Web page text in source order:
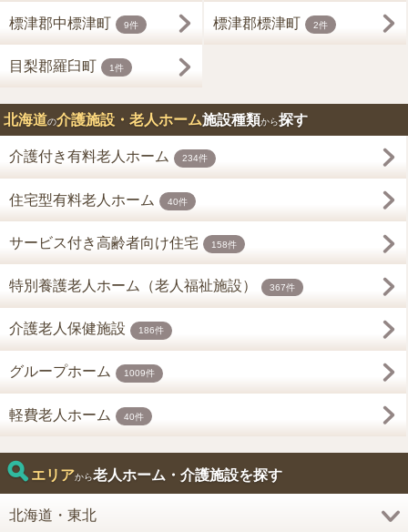
標津郡中標津町 9件 標津郡標津町 2件
目梨郡羅臼町 1件
北海道の介護施設・老人ホーム施設種類から探す
介護付き有料老人ホーム 234件
住宅型有料老人ホーム 40件
サービス付き高齢者向け住宅 158件
特別養護老人ホーム（老人福祉施設） 367件
介護老人保健施設 186件
グループホーム 1009件
軽費老人ホーム 40件
エリアから老人ホーム・介護施設を探す
北海道・東北